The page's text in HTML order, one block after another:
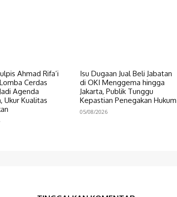
Ahmad Rifa’i
Cerdas
Agenda
Ukur Kualitas
Isu Dugaan Jual Beli Jabatan
di OKI Menggema hingga
Jakarta, Publik Tunggu
Kepastian Penegakan Hukum
05/08/2026